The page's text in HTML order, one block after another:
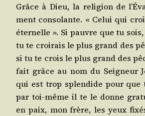
Grâce à Dieu, la reli­gion de
ment conso­lante. « Celui qui
éter­nelle ». Si pauvre que tu
tu te croi­rais le plus grand des
si tu te crois le plus grand des
fait grâce au nom du Sei­gneur
qui est trop splen­dide pour que
par toi-même il te le donne
en paix, mon frère, les yeux